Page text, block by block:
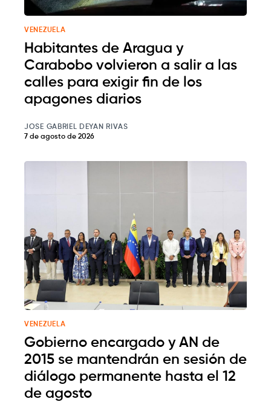
VENEZUELA
Habitantes de Aragua y
Carabobo volvieron a salir a las
calles para exigir fin de los
apagones diarios
JOSE GABRIEL DEYAN RIVAS
7 de agosto de 2026
VENEZUELA
Gobierno encargado y AN de
2015 se mantendrán en sesión de
diálogo permanente hasta el 12
de agosto